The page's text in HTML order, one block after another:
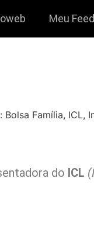
Meu Feed
Bolsa Família, ICL,
do ICL